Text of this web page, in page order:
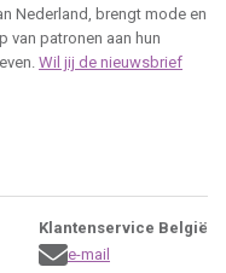
Nederland, brengt mode en
van patronen aan hun
Wil jij de nieuwsbrief
Klantenservice België
e-mail